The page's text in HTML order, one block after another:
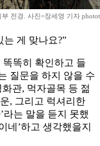
전경. 사진=장세영 기자
게 맞나요?”
똑똑히 확인하고 들
질문을 하지 않을 수
관, 먹자골목 등 젊
, 그리고 럭셔리한
라는 말을 듣지 못했
네’하고 생각했을지